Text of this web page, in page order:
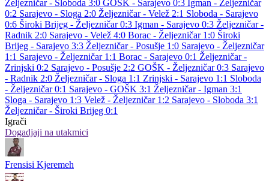
Željezničar - Sloboda 3:0 GOŠK - Sarajevo 0:3 Igman - Željezničar
0:2 Sarajevo - Sloga 2:0 Željezničar - Velež 2:1 Sloboda - Sarajevo
0:6 Široki Brijeg - Željezničar 0:3 Igman - Sarajevo 0:3 Željezničar -
Radnik 2:0 Sarajevo - Velež 4:0 Borac - Željezničar 1:0 Široki
Brijeg - Sarajevo 3:3 Željezničar - Posušje 1:0 Sarajevo - Željezničar
1:1 Sarajevo - Željezničar 1:1 Borac - Sarajevo 0:1 Željezničar -
Zrinjski 0:2 Sarajevo - Posušje 2:2 GOŠK - Željezničar 0:3 Sarajevo
- Radnik 2:0 Željezničar - Sloga 1:1 Zrinjski - Sarajevo 1:1 Sloboda
- Željezničar 0:1 Sarajevo - GOŠK 3:1 Željezničar - Igman 3:1
Sloga - Sarajevo 1:3 Velež - Željezničar 1:2 Sarajevo - Sloboda 3:1
Željezničar - Široki Brijeg 0:1
Igrači
Dogadjaji na utakmici
Frensisi Kjeremeh